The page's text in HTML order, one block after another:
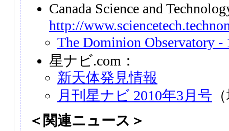
Canada Science and
http://
The Dominion Observatory -
星ナビ.com：
新天体発見情報
月刊星ナビ 2010年3月号
＜関連ニュース＞